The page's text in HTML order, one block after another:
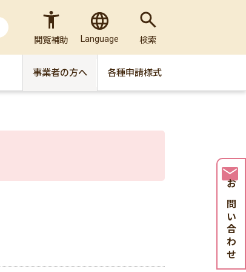
閲覧補助
Language 検索
事業者の方へ 各種申請様式
お問い合わせ